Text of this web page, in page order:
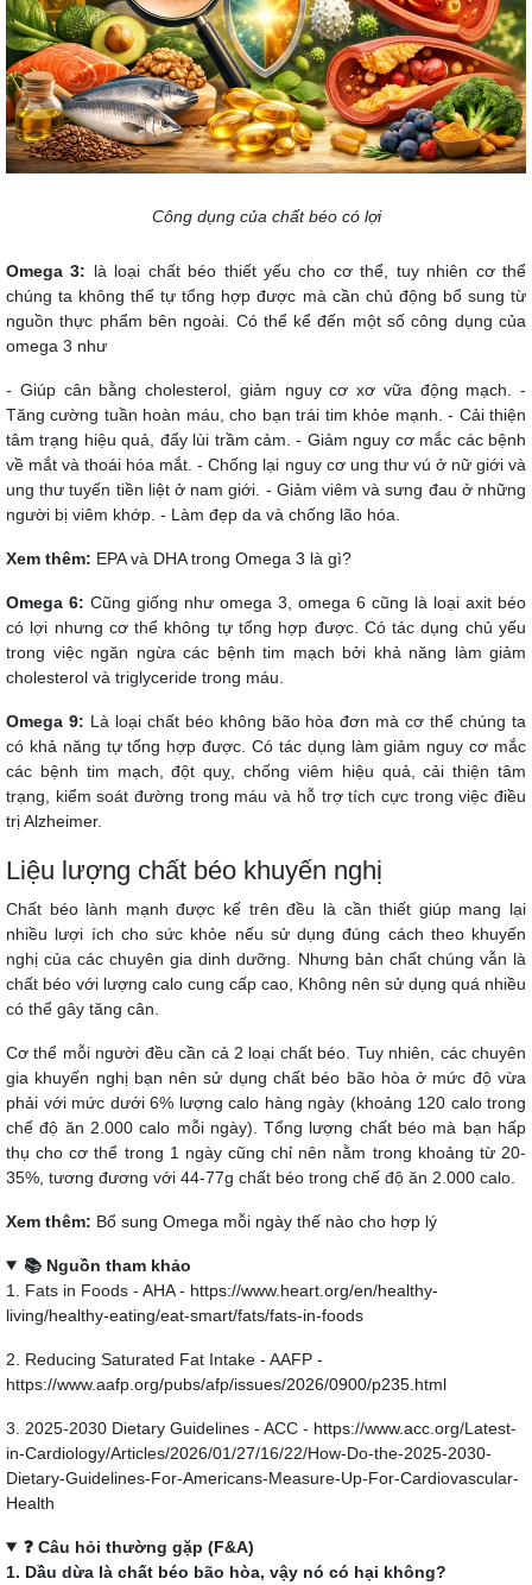
Công dụng của chất béo có lợi
Omega 3: là loại chất béo thiết yếu cho cơ thể, tuy nhiên cơ thể
chúng ta không thể tự tổng hợp được mà cần chủ động bổ sung từ
nguồn thực phẩm bên ngoài. Có thể kể đến một số công dụng của
omega 3 như
- Giúp cân bằng cholesterol, giảm nguy cơ xơ vữa động mạch. -
Tăng cường tuần hoàn máu, cho bạn trái tim khỏe mạnh. - Cải thiện
tâm trạng hiệu quả, đẩy lùi trầm cảm. - Giảm nguy cơ mắc các bệnh
về mắt và thoái hóa mắt. - Chống lại nguy cơ ung thư vú ở nữ giới và
ung thư tuyến tiền liệt ở nam giới. - Giảm viêm và sưng đau ở những
người bị viêm khớp. - Làm đẹp da và chống lão hóa.
Xem thêm: EPA và DHA trong Omega 3 là gì?
Omega 6: Cũng giống như omega 3, omega 6 cũng là loại axit béo
có lợi nhưng cơ thể không tự tổng hợp được. Có tác dụng chủ yếu
trong việc ngăn ngừa các bệnh tim mạch bởi khả năng làm giảm
cholesterol và triglyceride trong máu.
Omega 9: Là loại chất béo không bão hòa đơn mà cơ thể chúng ta
có khả năng tự tổng hợp được. Có tác dụng làm giảm nguy cơ mắc
các bệnh tim mạch, đột quỵ, chống viêm hiệu quả, cải thiện tâm
trạng, kiểm soát đường trong máu và hỗ trợ tích cực trong việc điều
trị Alzheimer.
Liệu lượng chất béo khuyến nghị
Chất béo lành mạnh được kế trên đều là cần thiết giúp mang lại
nhiều lượi ích cho sức khỏe nếu sử dụng đúng cách theo khuyến
nghị của các chuyên gia dinh dưỡng. Nhưng bản chất chúng vẫn là
chất béo với lượng calo cung cấp cao, Không nên sử dụng quá nhiều
có thể gây tăng cân.
Cơ thể mỗi người đều cần cả 2 loại chất béo. Tuy nhiên, các chuyên
gia khuyến nghị bạn nên sử dụng chất béo bão hòa ở mức độ vừa
phải với mức dưới 6% lượng calo hàng ngày (khoảng 120 calo trong
chế độ ăn 2.000 calo mỗi ngày). Tổng lượng chất béo mà bạn hấp
thụ cho cơ thể trong 1 ngày cũng chỉ nên nằm trong khoảng từ 20-
35%, tương đương với 44-77g chất béo trong chế độ ăn 2.000 calo.
Xem thêm: Bổ sung Omega mỗi ngày thế nào cho hợp lý
📚 Nguồn tham khảo
1. Fats in Foods - AHA - https://www.heart.org/en/healthy-
living/healthy-eating/eat-smart/fats/fats-in-foods
2. Reducing Saturated Fat Intake - AAFP -
https://www.aafp.org/pubs/afp/issues/2026/0900/p235.html
3. 2025-2030 Dietary Guidelines - ACC - https://www.acc.org/Latest-
in-Cardiology/Articles/2026/01/27/16/22/How-Do-the-2025-2030-
Dietary-Guidelines-For-Americans-Measure-Up-For-Cardiovascular-
Health
❓ Câu hỏi thường gặp (F&A)
1. Dầu dừa là chất béo bão hòa, vậy nó có hại không?